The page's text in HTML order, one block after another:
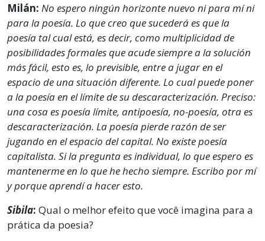
Milán: No espero ningún horizonte nuevo ni para mí ni
para la poesía. Lo que creo que sucederá es que la
poesía tal cual está, es decir, como multiplicidad de
posibilidades formales que acude siempre a la solución
más fácil, esto es, lo previsible, entre a jugar en el
espacio de una situación diferente. Lo cual puede poner
a la poesía en el límite de su descaracterización. Preciso:
una cosa es poesía límite, antipoesía, no-poesía, otra es
descaracterización. La poesía pierde razón de ser
jugando en el espacio del capital. No existe poesía
capitalista. Si la pregunta es individual, lo que espero es
mantenerme en lo que he hecho siempre. Escribo por mí
y porque aprendí a hacer esto.
Sibila: Qual o melhor efeito que você imagina para a
prática da poesia?